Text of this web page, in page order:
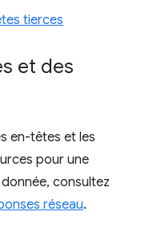
tierces
et des
en-têtes et les
pour une
consultez
réseau.